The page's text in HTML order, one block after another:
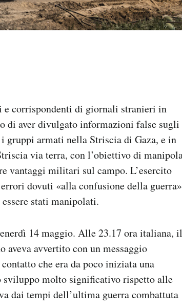
corrispondenti di giornali stranieri in
di aver divulgato informazioni false sugli
gruppi armati nella Striscia di Gaza, e in
via terra, con l’obiettivo di
vantaggi militari sul campo. L’esercito
dovuti «alla confusione della
stati manipolati.
14 maggio. Alle 23.17 ora italiana, il
aveva avvertito con un messaggio
che era da poco iniziata una
sviluppo molto significativo rispetto alle
dai tempi dell’ultima guerra combattuta